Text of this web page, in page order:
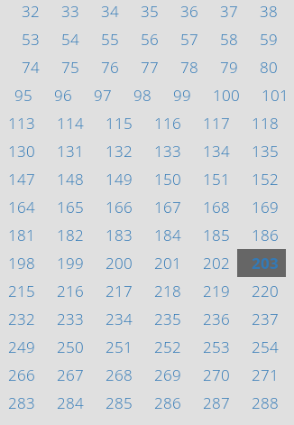
32 33 34 35 36 37 38
53 54 55 56 57 58 59
74 75 76 77 78 79 80
95 96 97 98 99 100 101
113 114 115 116 117 118
130 131 132 133 134 135
147 148 149 150 151 152
164 165 166 167 168 169
181 182 183 184 185 186
198 199 200 201 202 203
215 216 217 218 219 220
232 233 234 235 236 237
249 250 251 252 253 254
266 267 268 269 270 271
283 284 285 286 287 288